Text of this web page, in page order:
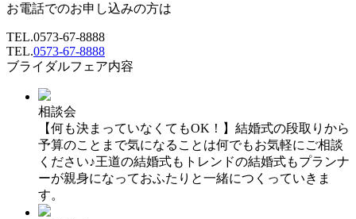
お電話でのお申し込みの方は
TEL.0573-67-8888
TEL.0573-67-8888
ブライダルフェア内容
相談会
【何も決まっていなくてもOK！】結婚式の段取りから
予算のことまで気になることは何でもお気軽にご相談
ください♪王道の結婚式もトレンドの結婚式もプランナ
ーが親身になっておふたりと一緒につくっていきま
す。